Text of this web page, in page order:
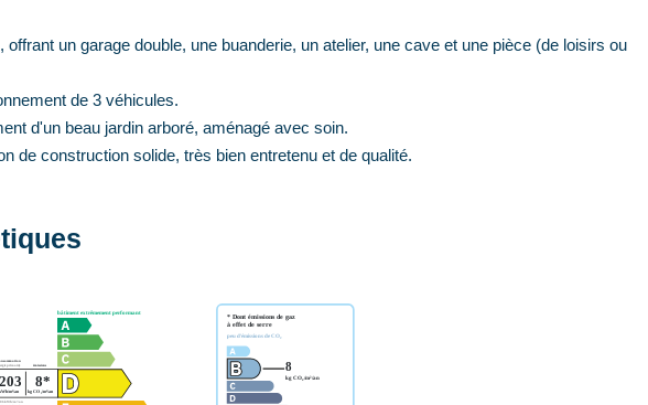
un garage double, une buanderie, un atelier, une cave et une pièce (de loisirs ou
de 3 véhicules.
d'un beau jardin arboré, aménagé avec soin.
de construction solide, très bien entretenu et de qualité.